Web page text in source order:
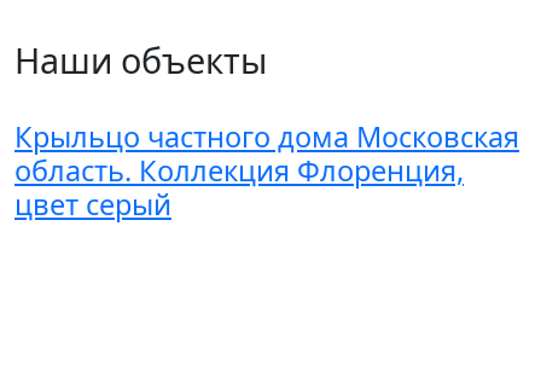
Наши объекты
Крыльцо частного дома Московская
область. Коллекция Флоренция,
цвет серый